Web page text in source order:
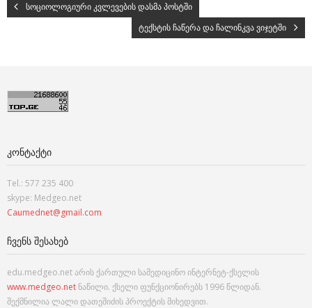
სოციოლოგიური კვლევების დასმა პოსტში
ტექსტის ჩაწერა და ჩალინკვა ვიჯეტში
ᲙᲝᲜᲢᲐᲥᲢᲘ
Tel.: 577 235 400
skype: Medgeo.net
Caumednet@gmail.com
ᲩᲕᲔᲜᲡ ᲨᲔᲡᲐᲮᲔᲑ
edu.medgeo.net არის ქართული სამედიცინო ინტერნეტ-ქსელის
www.medgeo.net ნაწილი. ქსელი ფუნქციონირებს 1996 წლიდან.
შექმნილია ლალი დათეშიძის პროექტის მიხედვით.